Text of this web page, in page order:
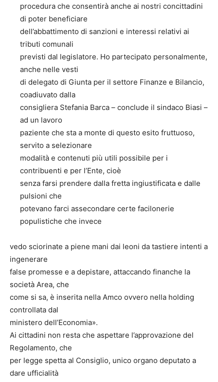
procedura che consentirà anche ai nostri concittadini
di poter beneficiare
dell’abbattimento di sanzioni e interessi relativi ai
tributi comunali
previsti dal legislatore. Ho partecipato personalmente,
anche nelle vesti
di delegato di Giunta per il settore Finanze e Bilancio,
coadiuvato dalla
consigliera Stefania Barca – conclude il sindaco Biasi –
ad un lavoro
paziente che sta a monte di questo esito fruttuoso,
servito a selezionare
modalità e contenuti più utili possibile per i
contribuenti e per l’Ente, cioè
senza farsi prendere dalla fretta ingiustificata e dalle
pulsioni che
potevano farci assecondare certe facilonerie
populistiche che invece
vedo sciorinate a piene mani dai leoni da tastiere intenti a
ingenerare
false promesse e a depistare, attaccando finanche la
società Area, che
come si sa, è inserita nella Amco ovvero nella holding
controllata dal
ministero dell’Economia».
Ai cittadini non resta che aspettare l’approvazione del
Regolamento, che
per legge spetta al Consiglio, unico organo deputato a
dare ufficialità